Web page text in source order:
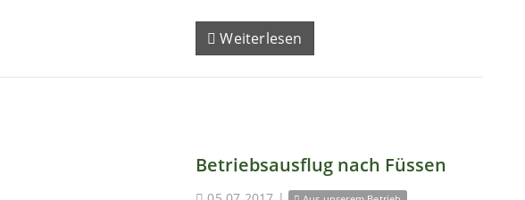
Weiterlesen
Betriebsausflug nach Füssen